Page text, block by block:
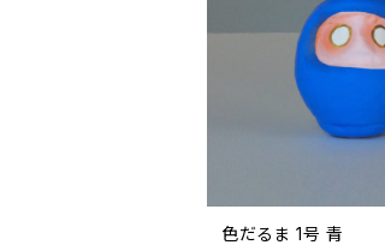
色だるま 1号 青